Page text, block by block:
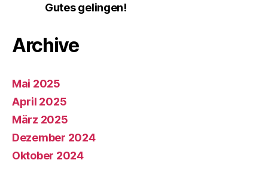
Gutes gelingen!
Archive
Mai 2025
April 2025
März 2025
Dezember 2024
Oktober 2024